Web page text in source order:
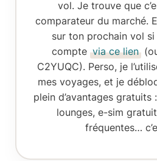
vol. Je trouve que
comparateur du marché.
sur ton prochain vol
compte via ce lien
C2YUQC). Perso, je
mes voyages, et je
plein d’avantages
lounges, e-sim
fréquentes…